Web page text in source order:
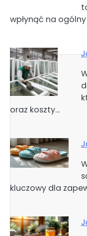
wpłynąć na
oraz koszty…
kluczowy dla